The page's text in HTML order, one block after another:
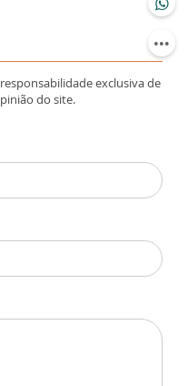
exclusiva de
do site.